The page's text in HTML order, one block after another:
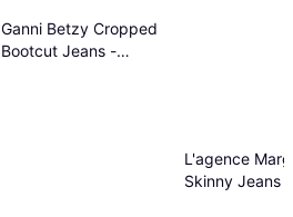
Ganni Betzy Cropped
Bootcut Jeans -
L'agence
Skinny Jeans